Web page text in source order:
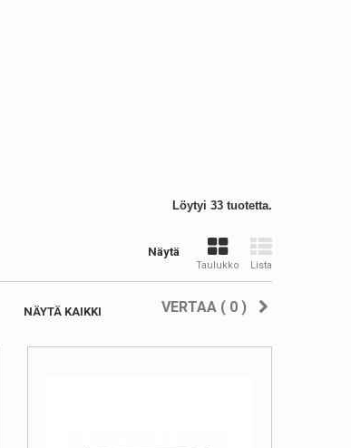
Löytyi 33 tuotetta.
Näytä
Taulukko Lista
VERTAA ( 0 )
NÄYTÄ KAIKKI